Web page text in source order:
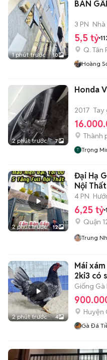
1 phút trước 10
BÁN
3 PN
5,5 tỷ
Q. Tân
Hoàng
2 phút trước 7
Honda
2017 Tay
Thành
Trọng
2 phút trước 12
Đại Hạ
Nội
4 PN
6,25 tỷ
Quận
Trung
2 phút trước 4
Mái xám bùn vuông
2ki3 có
Giống Gà
Huyện
Gà Đá